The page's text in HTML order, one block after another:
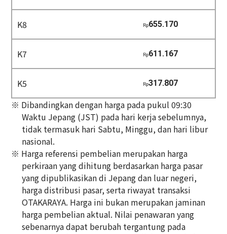
K8 Rp655.170
K7 Rp611.167
K5 Rp317.807
※ Dibandingkan dengan harga pada pukul 09:30
Waktu Jepang (JST) pada hari kerja sebelumnya,
tidak termasuk hari Sabtu, Minggu, dan hari libur
nasional.
※ Harga referensi pembelian merupakan harga
perkiraan yang dihitung berdasarkan harga pasar
yang dipublikasikan di Jepang dan luar negeri,
harga distribusi pasar, serta riwayat transaksi
OTAKARAYA. Harga ini bukan merupakan jaminan
harga pembelian aktual. Nilai penawaran yang
sebenarnya dapat berubah tergantung pada